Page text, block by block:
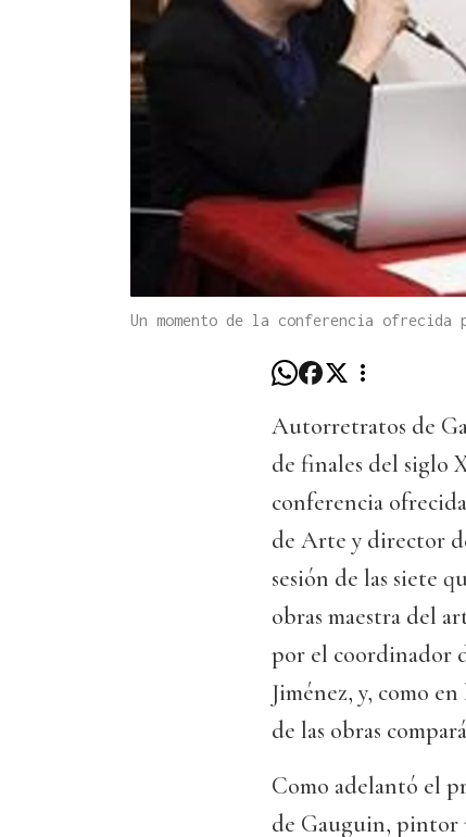
Un momento de la conferencia ofrecida
Autorretratos de
de finales del siglo
conferencia
de Arte y director
sesión de las siete
obras maestra del
por el coordinador
Jiménez, y, como
de las obras
Como adelantó el
de Gauguin, pintor